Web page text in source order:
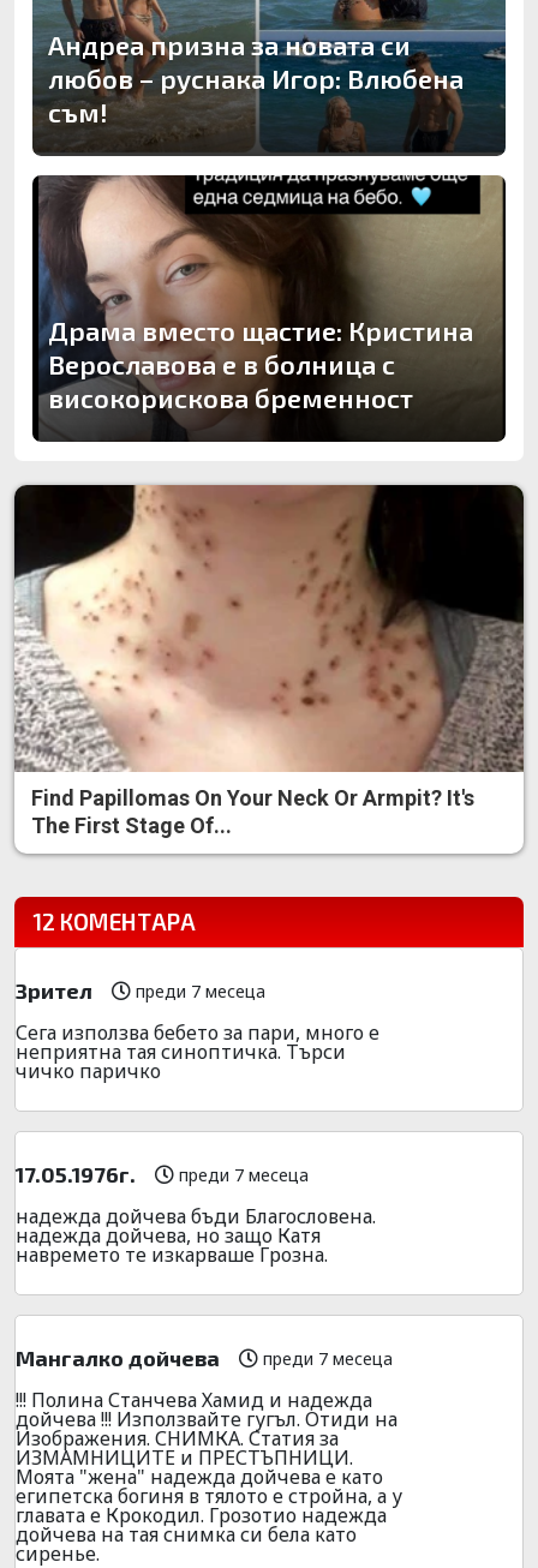
Андреа призна за новата си
любов – руснака Игор: Влюбена
съм!
Драма вместо щастие: Кристина
Верославова е в болница с
високорискова бременност
Find Papillomas On Your Neck Or Armpit? It's
The First Stage Of...
12 КОМЕНТАРА
Зрител преди 7 месеца
Сега използва бебето за пари, много е
неприятна тая синоптичка. Търси
чичко паричко
17.05.1976г. преди 7 месеца
надежда дойчева бъди Благословена.
надежда дойчева, но защо Катя
навремето те изкарваше Грозна.
Мангалко дойчева преди 7 месеца
!!! Полина Станчева Хамид и надежда
дойчева !!! Използвайте гугъл. Отиди на
Изображения. СНИМКА. Статия за
ИЗМАМНИЦИТЕ и ПРЕСТЪПНИЦИ.
Моята "жена" надежда дойчева е като
египетска богиня в тялото е стройна, а у
главата е Крокодил. Грозотио надежда
дойчева на тая снимка си бела като
сиренье.